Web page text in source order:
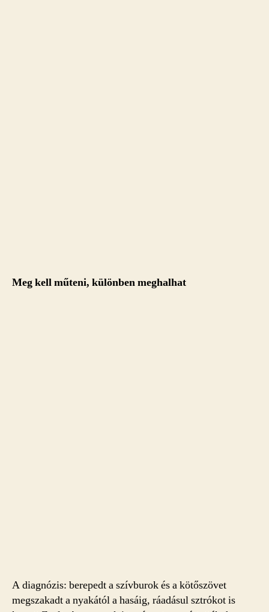
Meg kell műteni, különben meghalhat
A diagnózis: berepedt a szívburok és a kötőszövet
megszakadt a nyakától a hasáig, ráadásul sztrókot is